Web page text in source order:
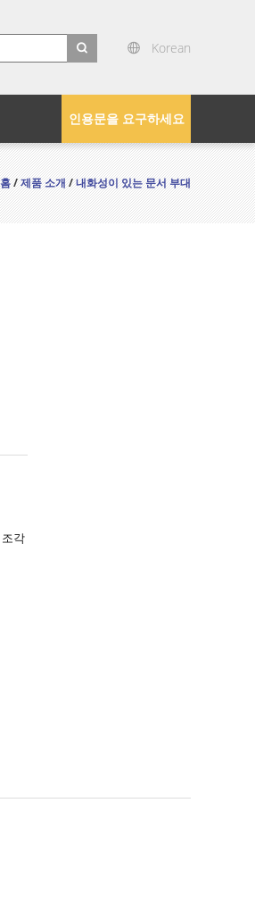
Korean
인용문을 요구하세요
홈/제품 소개/내화성이 있는 문서 부대
각